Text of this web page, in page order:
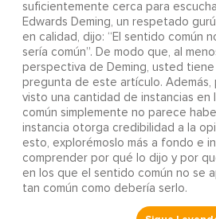
suficientemente cerca para
Edwards Deming, un respetado
en calidad, dijo: “El sentido común
sería común”. De modo que, al
perspectiva de Deming, usted
pregunta de este artículo. Además,
visto una cantidad de instancias en
común simplemente no parece
instancia otorga credibilidad a la
esto, explorémoslo más a fondo e
comprender por qué lo dijo y por
en los que el sentido común no se
tan común como debería serlo.